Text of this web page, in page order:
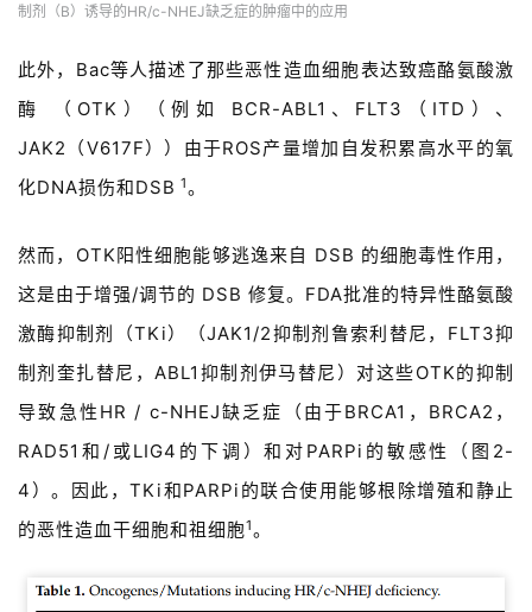
制剂（B）诱导的HR/c-NHEJ缺乏症的肿瘤中的应用
此外，Bac等人描述了那些恶性造血细胞表达致癌酪氨酸激
酶 （OTK）（例如 BCR-ABL1、FLT3（ITD）、
JAK2（V617F））由于ROS产量增加自发积累高水平的氧
化DNA损伤和DSB 1。
然而，OTK阳性细胞能够逃逸来自 DSB 的细胞毒性作用，
这是由于增强/调节的 DSB 修复。FDA批准的特异性酪氨酸
激酶抑制剂（TKi）（JAK1/2抑制剂鲁索利替尼，FLT3抑
制剂奎扎替尼，ABL1抑制剂伊马替尼）对这些OTK的抑制
导致急性HR / c-NHEJ缺乏症（由于BRCA1，BRCA2，
RAD51和/或LIG4的下调）和对PARPi的敏感性（图2-
4）。因此，TKi和PARPi的联合使用能够根除增殖和静止
的恶性造血干细胞和祖细胞1。